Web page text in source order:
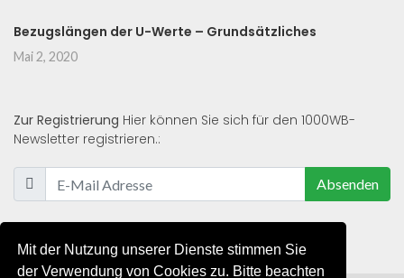
Mit der Nutzung unserer Dienste stimmen Sie
der Verwendung von Cookies zu. Bitte beachten
Bezugslängen der U-Werte – Grundsätzliches
Mai 2, 2020
Zur Registrierung Hier können Sie sich für den 1000WB-
Newsletter registrieren.:
Absenden